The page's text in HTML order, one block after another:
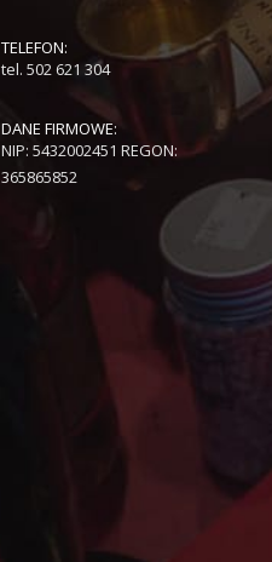
TELEFON:
tel. 502 621 304
DANE FIRMOWE:
NIP: 5432002451 REGON:
365865852